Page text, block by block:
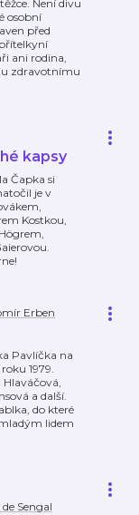
Není divu
osobní
před
ani rodina,
zdravotnímu
kapsy
Čapka si
je v
Kostkou,
Erben
Pavlíčka na
1979.
a další.
do které
lidem
Sengal